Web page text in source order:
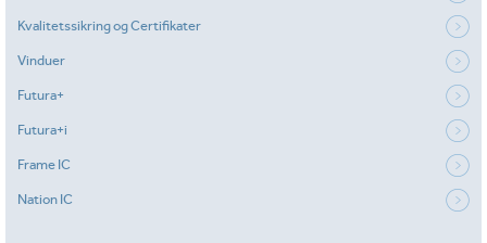
Kvalitetssikring og Certifikater
Vinduer
Futura+
Futura+i
Frame IC
Nation IC